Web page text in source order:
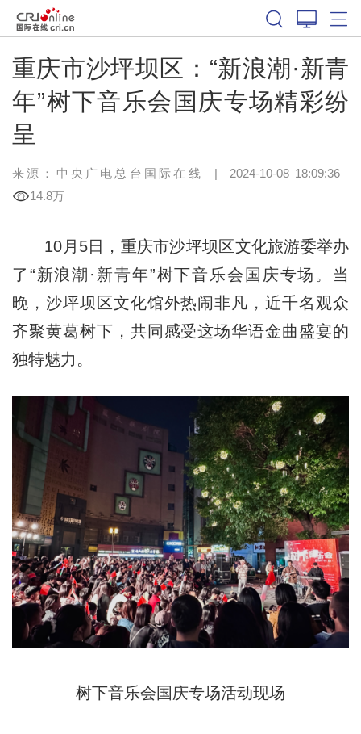
重庆市沙坪坝区：“新浪潮·新青
年”树下音乐会国庆专场精彩纷
呈
来源：中央广电总台国际在线 | 2024-10-08 18:09:36
14.8万
10月5日，重庆市沙坪坝区文化旅游委举办
了“新浪潮·新青年”树下音乐会国庆专场。当
晚，沙坪坝区文化馆外热闹非凡，近千名观众
齐聚黄葛树下，共同感受这场华语金曲盛宴的
独特魅力。
树下音乐会国庆专场活动现场